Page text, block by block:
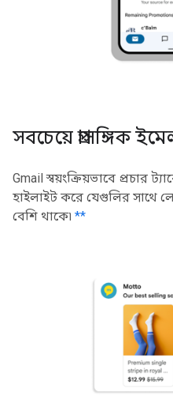
সবচেয়ে প্রাসঙ্গিক
Gmail স্বয়ংক্রিয়ভাবে প্রচার
হাইলাইট করে যেগুলির সাথে
বেশি থাকে৷ **